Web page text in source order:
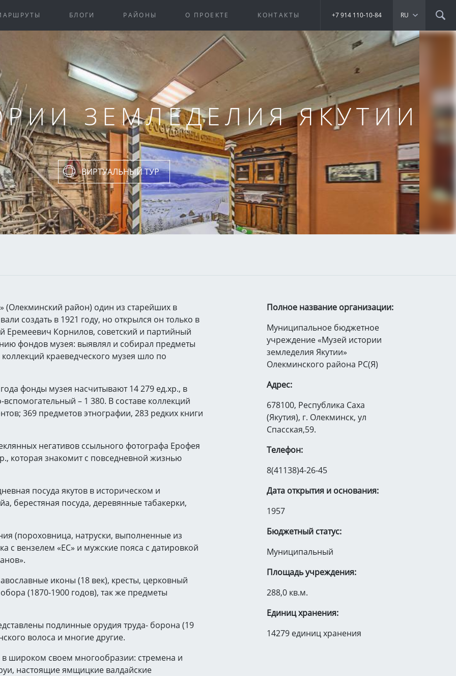
БЛОГИ РАЙОНЫ О ПРОЕКТЕ КОНТАКТЫ RU
+7 914 110-10-84
ЗЕМЛЕДЕЛИЯ ЯКУТИИ
ВИРТУАЛЬНЫЙ ТУР
(Олекминский район) один из старейших в
создать в 1921 году, но открылся он только в
Еремеевич Корнилов, советский и партийный
фондов музея: выявлял и собирал предметы
краеведческого музея шло по
фонды музея насчитывают 14 279 ед.хр., в
– 1 380. В составе коллекций
369 предметов этнографии, 283 редких книги
негативов ссыльного фотографа Ерофея
которая знакомит с повседневной жизнью
посуда якутов в историческом и
берестяная посуда, деревянные табакерки,
(пороховница, натруски, выполненные из
с вензелем «ЕС» и мужские пояса с датировкой
иконы (18 век), кресты, церковный
(1870-1900 годов), так же предметы
подлинные орудия труда- борона (19
волоса и многие другие.
широком своем многообразии: стремена и
настоящие ямщицкие валдайские
Полное название организации:
Муниципальное бюджетное
учреждение «Музей истории
земледелия Якутии»
Олекминского района РС(Я)
Адрес:
678100, Республика Саха
(Якутия), г. Олекминск, ул
Спасская,59.
Телефон:
8(41138)4-26-45
Дата открытия и основания:
1957
Бюджетный статус:
Муниципальный
Площадь учреждения:
288,0 кв.м.
Единиц хранения:
14279 единиц хранения